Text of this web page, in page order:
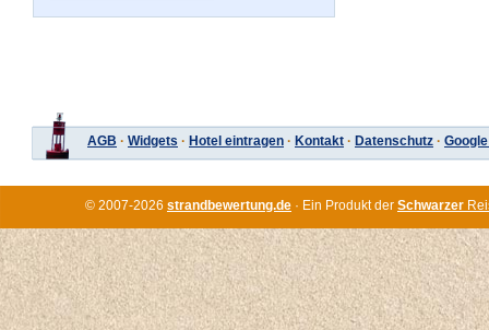
AGB · Widgets · Hotel eintragen · Kontakt · Datenschutz ·
© 2007-2026 strandbewertung.de · Ein Produkt der Schwarzer